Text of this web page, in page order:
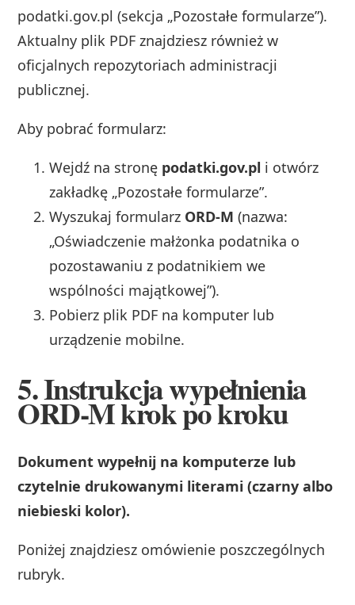
podatki.gov.pl (sekcja „Pozostałe formularze”).
Aktualny plik PDF znajdziesz również w
oficjalnych repozytoriach administracji
publicznej.
Aby pobrać formularz:
Wejdź na stronę podatki.gov.pl i otwórz
zakładkę „Pozostałe formularze”.
Wyszukaj formularz ORD‑M (nazwa:
„Oświadczenie małżonka podatnika o
pozostawaniu z podatnikiem we
wspólności majątkowej”).
Pobierz plik PDF na komputer lub
urządzenie mobilne.
5. Instrukcja wypełnienia
ORD‑M krok po kroku
Dokument wypełnij na komputerze lub
czytelnie drukowanymi literami (czarny albo
niebieski kolor).
Poniżej znajdziesz omówienie poszczególnych
rubryk.